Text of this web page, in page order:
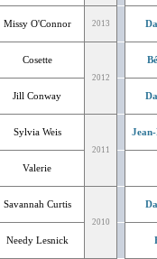
Missy O'Connor 2013
Cosette
2012
Jill Conway
Sylvia Weis
2011
Valerie
Savannah Curtis
2010
Needy Lesnick